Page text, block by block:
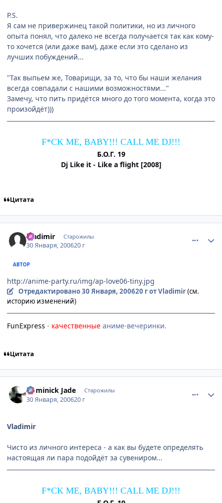
P.S.
Я сам не привержинец такой политики, но из личного
опыта понял, что далеко не всегда получается так как кому-
то хочется (или даже вам), даже если это сделано из
лучших побуждений...
"Так выпьем же, Товарищи, за то, что бы наши желания
всегда совпадали с нашими возможностями..."
Замечу, что пить придётся много до того момента, когда это
произойдёт)))
F*CK ME, BABY!!! CALL ME DJ!!!
Б.О.Г. 19
Dj Like it - Like a flight [2008]
Цитата
Vladimir Старожилы
30 Января, 200620 г
АВТОР
http://anime-party.ru/img/ap-love06-tiny.jpg
Отредактировано30 Января, 200620 гот Vladimir(см.
историю изменений)
FunExpress - качественные аниме-вечеринки.
Цитата
Dominick Jade Старожилы
30 Января, 200620 г
Vladimir
Чисто из личного интереса - а как вы будете определять
настоящая ли пара подойдёт за сувениром...
F*CK ME, BABY!!! CALL ME DJ!!!